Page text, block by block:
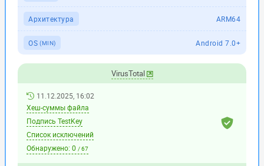
Архитектура ARM64
OS (MIN) Android 7.0+
VirusTotal
11.12.2025, 16:02
Хеш-суммы файла
Подпись TestKey
Список исключений
Обнаружено: 0 / 67